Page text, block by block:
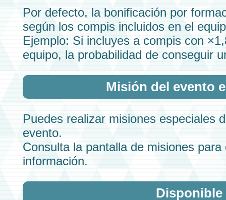
Por defecto, la bonificación por
según los compis incluidos en el
Ejemplo: Si incluyes a compiscon
equipo, la probabilidad de conseguir
Misión del evento
Puedes realizar misiones especiales
evento.
Consulta la pantalla de misiones para
información.
Disponible